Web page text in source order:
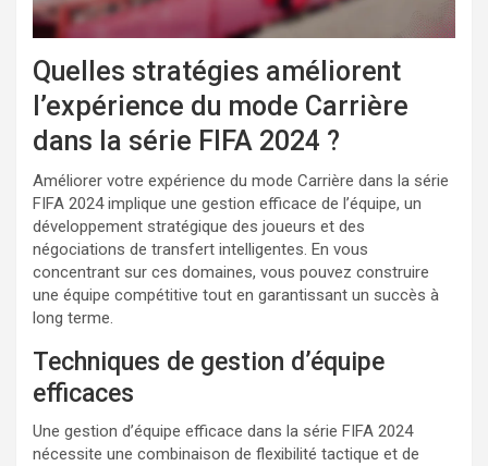
Quelles stratégies améliorent
l’expérience du mode Carrière
dans la série FIFA 2024 ?
Améliorer votre expérience du mode Carrière dans la série
FIFA 2024 implique une gestion efficace de l’équipe, un
développement stratégique des joueurs et des
négociations de transfert intelligentes. En vous
concentrant sur ces domaines, vous pouvez construire
une équipe compétitive tout en garantissant un succès à
long terme.
Techniques de gestion d’équipe
efficaces
Une gestion d’équipe efficace dans la série FIFA 2024
nécessite une combinaison de flexibilité tactique et de